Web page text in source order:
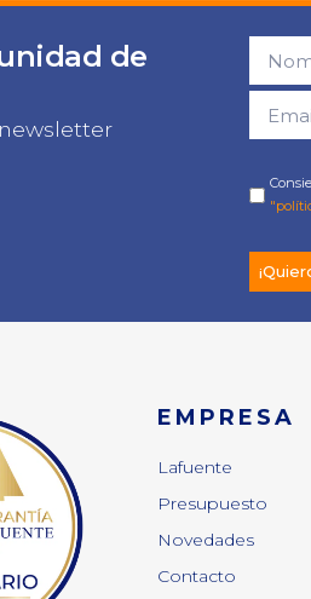
de
EMPRESA
Lafuente
Presupuesto
Novedades
Contacto